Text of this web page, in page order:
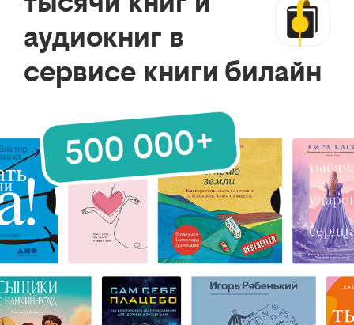
аудиокниг в
сервисе книги билайн